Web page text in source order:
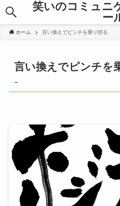
笑いのコミュニ
ー
ホーム 言い換えでピンチを乗り切る
言い換えでピンチを
–